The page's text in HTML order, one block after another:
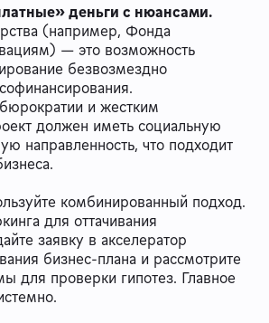
деньги с нюансами.
(например, Фонда
— это возможность
безвозмездно
и жестким
должен иметь социальную
направленность, что подходит
комбинированный подход.
для оттачивания
заявку в акселератор
бизнес-плана и рассмотрите
для проверки гипотез. Главное